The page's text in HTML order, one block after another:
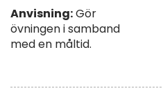
Anvisning:Gör
övningen i samband
med en måltid.